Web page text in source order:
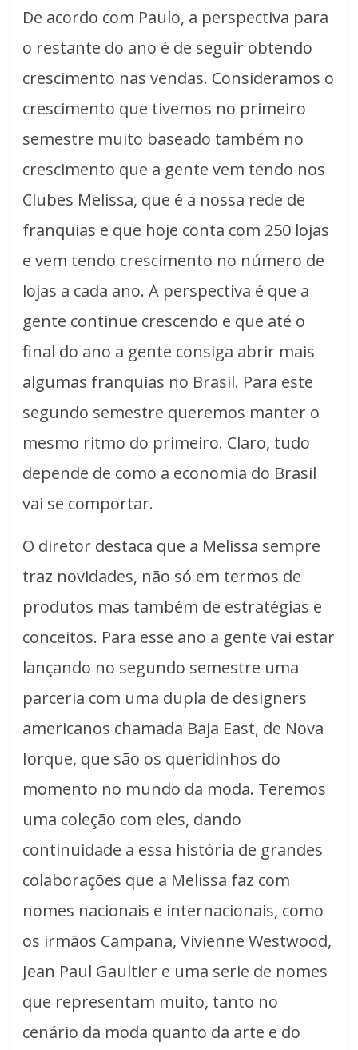
De acordo com Paulo, a perspectiva para
o restante do ano é de seguir obtendo
crescimento nas vendas. Consideramos o
crescimento que tivemos no primeiro
semestre muito baseado também no
crescimento que a gente vem tendo nos
Clubes Melissa, que é a nossa rede de
franquias e que hoje conta com 250 lojas
e vem tendo crescimento no número de
lojas a cada ano. A perspectiva é que a
gente continue crescendo e que até o
final do ano a gente consiga abrir mais
algumas franquias no Brasil. Para este
segundo semestre queremos manter o
mesmo ritmo do primeiro. Claro, tudo
depende de como a economia do Brasil
vai se comportar.
O diretor destaca que a Melissa sempre
traz novidades, não só em termos de
produtos mas também de estratégias e
conceitos. Para esse ano a gente vai estar
lançando no segundo semestre uma
parceria com uma dupla de designers
americanos chamada Baja East, de Nova
Iorque, que são os queridinhos do
momento no mundo da moda. Teremos
uma coleção com eles, dando
continuidade a essa história de grandes
colaborações que a Melissa faz com
nomes nacionais e internacionais, como
os irmãos Campana, Vivienne Westwood,
Jean Paul Gaultier e uma serie de nomes
que representam muito, tanto no
cenário da moda quanto da arte e do